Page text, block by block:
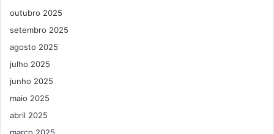
outubro 2025
setembro 2025
agosto 2025
julho 2025
junho 2025
maio 2025
abril 2025